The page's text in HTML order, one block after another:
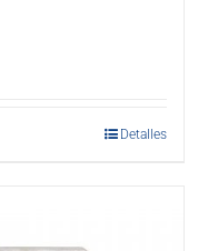
Detalles